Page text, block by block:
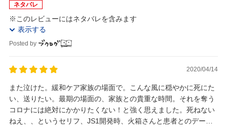
ネタバレ
※このレビューにはネタバレを含みます
表示する
Posted by
2020/04/14
また泣けた。緩和ケア家族の場面で。こんな風に穏やかに死にた
い、送りたい。最期の場面の、家族との貴重な時間。それを奪う
コロナには絶対にかかりたくない！と強く思えました。死ねない
ねえ、、というセリフ、JS1開発時、火箱さんと患者とのデート